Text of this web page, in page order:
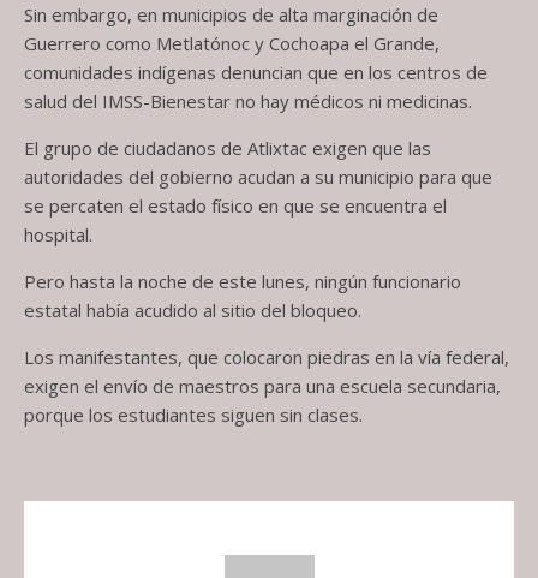
Sin embargo, en municipios de alta marginación de
Guerrero como Metlatónoc y Cochoapa el Grande,
comunidades indígenas denuncian que en los centros de
salud del IMSS-Bienestar no hay médicos ni medicinas.
El grupo de ciudadanos de Atlixtac exigen que las
autoridades del gobierno acudan a su municipio para que
se percaten el estado físico en que se encuentra el
hospital.
Pero hasta la noche de este lunes, ningún funcionario
estatal había acudido al sitio del bloqueo.
Los manifestantes, que colocaron piedras en la vía federal,
exigen el envío de maestros para una escuela secundaria,
porque los estudiantes siguen sin clases.